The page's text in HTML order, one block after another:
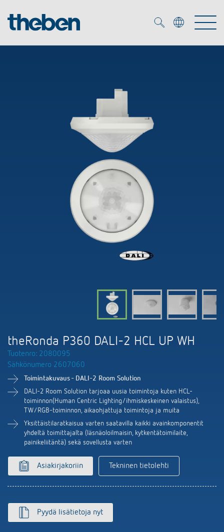
Läsnäolo- ja liiketunnistimet
LED valaisin
Aika- ja valaistuksen ohjaus
KNX-järjestelmät
Liike- ja läsnäolotunnistimet
DALI-2 valaistuksen ohjaus
Älyohjausjärjestelmä LUXORliving
Tehokkaita apulaisia energiakriisissä
Mediakirjasto
Tuoteluettelot ja esitteet
Design
Historia
Myynti maailmanlaajuisesti
LUXORliving
theRonda P360 DALI-2 HCL UP WH
Tuotenro: 2080095
Sähkönumero 2607060
Toimintakuvaus - DALI-2 Room Solution
DALI-2 Room Solution tarjoaa uusia toimintoja kuten HCL-
toiminnon(Human Centric Lighting/ihmiskeskeinen valaistus),
TW/RGB-toiminnon, aikaohjattuja toimintoja ja muita
Yksittäistilaratkaisua varten saatavilla kaikki avainkomponentit
yhdeltä toimittajalta (läsnäoloilmaisin, kytkentätoimilaite,
painikeliitäntä) sekä sovellusta varten
Asiakirjakoriin Tekninen tietolehti
Pyydä lisätietoja nyt